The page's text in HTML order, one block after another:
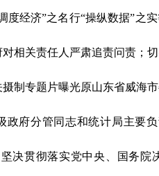
度经济”之名行“操纵数据”之
相关责任人严肃追责问责；
制专题片曝光原山东省威海
政府分管同志和统计局主要
决贯彻落实党中央、国务院